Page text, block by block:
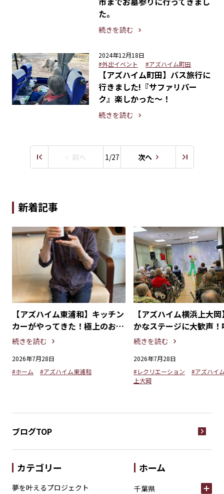
た。
続きを読む
2024年12月18日
#外出イベント
#アズハイム町田
【アズハイム町田】バス旅行に
行きました!『サファリパー
ク』楽しかった～！
続きを読む
前へ 1/27 次へ
新着記事
【アズハイム東浦和】キッチン
カーがやってきた！極上のおや
つタイムを満喫
続きを読む
2026年7月28日
#ホーム
#アズハイム東浦和
【アズハイム横浜上大
かなステージに大歓声
劇団「懐かしの歌謡ショ
続きを読む
2026年7月28日
#レクリエーション
#アズハイ
上大岡
ブログTOP
カテゴリー
夢を叶えるプロジェクト
ホーム
千葉県